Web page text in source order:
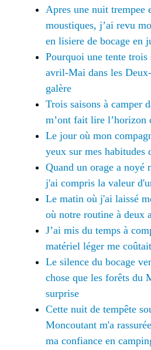
Apres une nuit trempee
moustiques, j’ai revu
en lisiere de bocage en
Pourquoi une tente trois
avril-Mai dans les
galère
Trois saisons à camper
m’ont fait lire l’horizon
Le jour où mon
yeux sur mes habitudes
Quand un orage a noyé
j'ai compris la valeur
Le matin où j'ai laissé
où notre routine à deux
J’ai mis du temps à
matériel léger me
Le silence du bocage
chose que les forêts du
surprise
Cette nuit de tempête
Moncoutant m'a
ma confiance en